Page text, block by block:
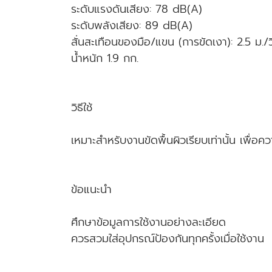
ระดับแรงดันเสียง: 78 dB(A)
ระดับพลังเสียง: 89 dB(A)
สั่นสะเทือนของมือ/แขน (การขัดเงา): 2.5 ม./
น้ำหนัก 1.9 กก.
วิธีใช้
เหมาะสำหรับงานขัดพื้นผิวเรียบเท่านั้น เพื่อค
ข้อแนะนำ
ศึกษาข้อมูลการใช้งานอย่างละเอียด
ควรสวมใส่อุปกรณ์ป้องกันทุกครั้งเมื่อใช้งาน